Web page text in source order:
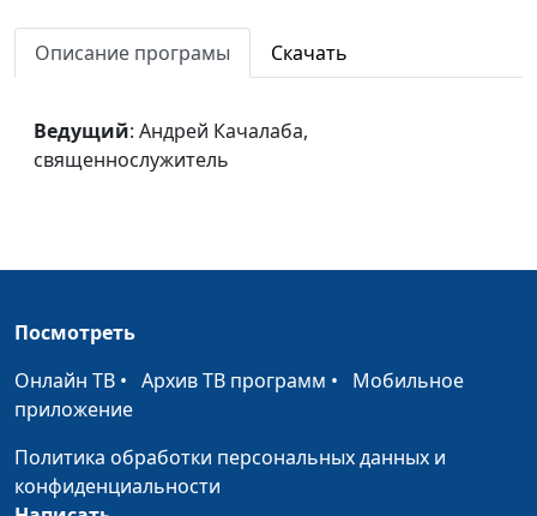
Какая благодать! (зима)
Андрей Качалаба,
Какая благодать!
(весна)
Андрей Качалаба,
проклятье (лето)
Благословение и
проклятье (зима)
Андрей Качалаба,
Благословение и
проклятье (весна)
Андрей Качалаба,
Описание програмы Скачать
Ведущий: Андрей Качалаба,
священнослужитель
Посмотреть
Онлайн ТВ • Архив ТВ программ • Мобильное
приложение
Политика обработки персональных данных и
конфиденциальности